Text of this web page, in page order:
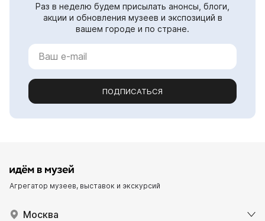
Раз в неделю будем присылать анонсы, блоги,
акции и обновления музеев и экспозиций в
вашем городе и по стране.
ПОДПИСАТЬСЯ
Агрегатор музеев, выставок и экскурсий
Москва